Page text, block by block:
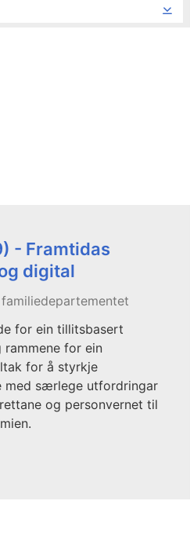
- Framtidas
digital
for ein tillitsbasert
rammene for ein
for å styrkje
med særlege utfordringar
og personvernet til